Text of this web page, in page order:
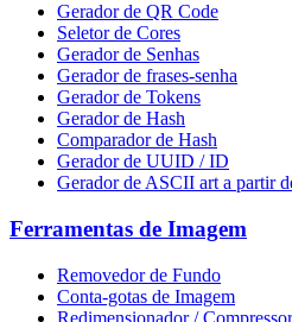
Gerador de QR Code
Seletor de Cores
Gerador de Senhas
Gerador de frases-senha
Gerador de Tokens
Gerador de Hash
Comparador de Hash
Gerador de UUID / ID
Gerador de ASCII art a partir
Ferramentas de Imagem
Removedor de Fundo
Conta-gotas de Imagem
Redimensionador /